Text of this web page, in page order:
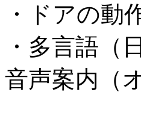
・ドアの動
・多言語（
音声案内（